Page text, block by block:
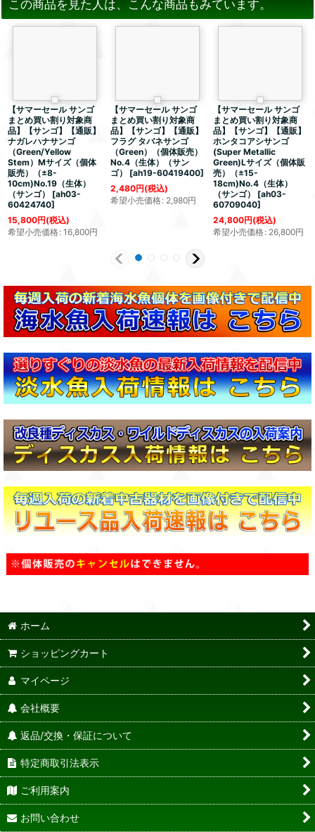
この商品を見た人は、こんな商品もみています。
【サマーセール サンゴ
まとめ買い割り対象商
品】【サンゴ】【通販】
ナガレハナサンゴ
（Green/Yellow
Stem）Mサイズ（個体
販売）（±8-
10cm)No.19（生体）
（サンゴ）
[ah03-
60424740]
15,800円(税込)
希望小売価格: 16,800円
【サマーセール サンゴ
まとめ買い割り対象商
品】【サンゴ】【通販】
フラグ タバネサンゴ
（Green）（個体販売）
No.4（生体）（サン
ゴ）
[ah19-60419400]
2,480円(税込)
希望小売価格: 2,980円
【サマーセール サンゴ
まとめ買い割り対象商
品】【サンゴ】【通販】
ホンタコアシサンゴ
(Super Metallic
Green)Lサイズ（個体販
売）（±15-
18cm)No.4（生体）
（サンゴ）
[ah03-
60709040]
24,800円(税込)
希望小売価格: 26,800円
ホーム
ショッピングカート
マイページ
会社概要
返品/交換・保証について
特定商取引法表示
ご利用案内
お問い合わせ